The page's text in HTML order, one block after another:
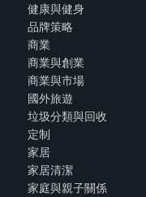
健康與健身
品牌策略
商業
商業與創業
商業與市場
國外旅遊
垃圾分類與回收
定制
家居
家居清潔
家庭與親子關係